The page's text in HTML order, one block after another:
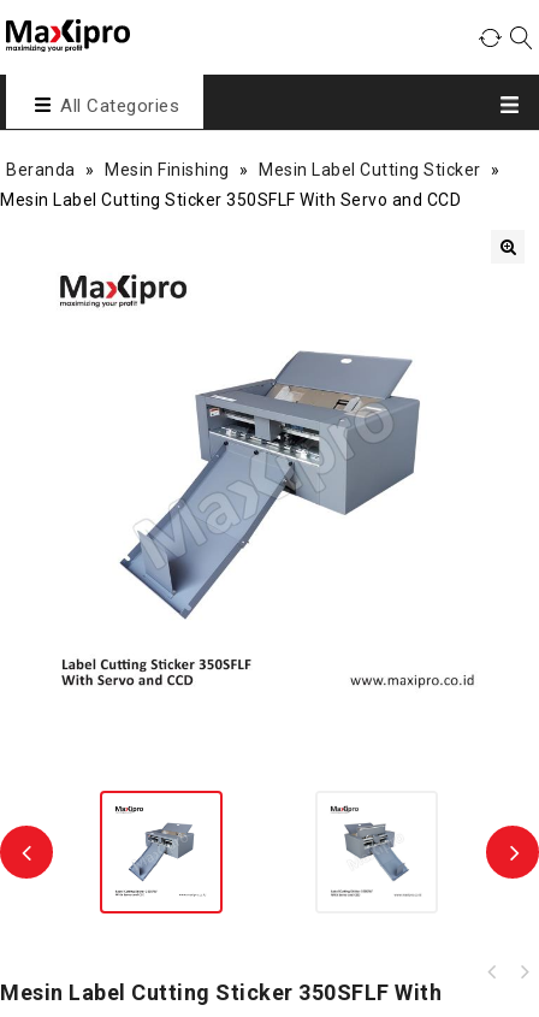
All Categories
Beranda » Mesin Finishing » Mesin Label Cutting Sticker
»
Mesin Label Cutting Sticker 350SFLF With Servo and CCD
Mesin Label Cutting Sticker 350SFLF With